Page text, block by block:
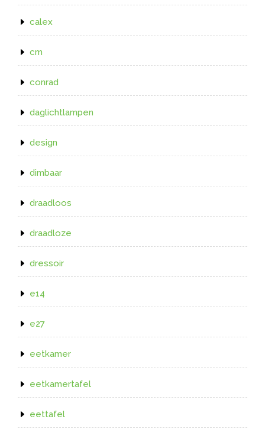
calex
cm
conrad
daglichtlampen
design
dimbaar
draadloos
draadloze
dressoir
e14
e27
eetkamer
eetkamertafel
eettafel